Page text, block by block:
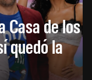
Casa de los
quedó la